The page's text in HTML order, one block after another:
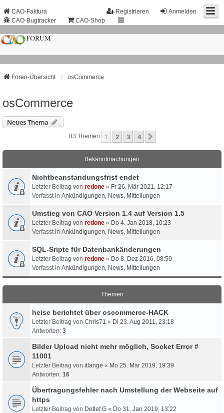
Anmelden
Registrieren
CAO-Faktura
CAO-Bugtracker
CAO-Shop
Foren-Übersicht osCommerce
osCommerce
Neues Thema
83 Themen 1 2 3 4
Bekanntmachungen
Nichtbeanstandungs­frist endet
Letzter Beitrag von redone « Fr 26. Mär 2021, 12:17
Verfasst in Ankündigungen, News, Mitteilungen
Umstieg von CAO Version 1.4 auf Version 1.5
Letzter Beitrag von redone « Do 4. Jan 2018, 10:23
Verfasst in Ankündigungen, News, Mitteilungen
SQL-Sripte für Datenbankänderungen
Letzter Beitrag von redone « Do 8. Dez 2016, 08:50
Verfasst in Ankündigungen, News, Mitteilungen
Themen
heise berichtet über oscommerce-HACK
Letzter Beitrag von Chris71 « Di 23. Aug 2011, 23:18
Antworten: 3
Bilder Upload nicht mehr möglich, Socket Error #
11001
Letzter Beitrag von itlange « Mo 25. Mär 2019, 19:39
Antworten: 16
Übertragungsfehler nach Umstellung der Webseite auf
https
Letzter Beitrag von Detlef.G « Do 31. Jan 2019, 13:22